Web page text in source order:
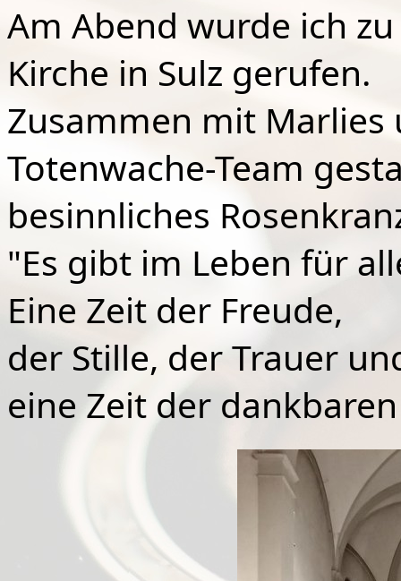
Am Abend wurde ich
Kirche in Sulz gerufen.
Zusammen mit Marlies
Totenwache-Team
besinnliches
"Es gibt im Leben für
Eine Zeit der Freude,
der Stille, der Trauer
eine Zeit der